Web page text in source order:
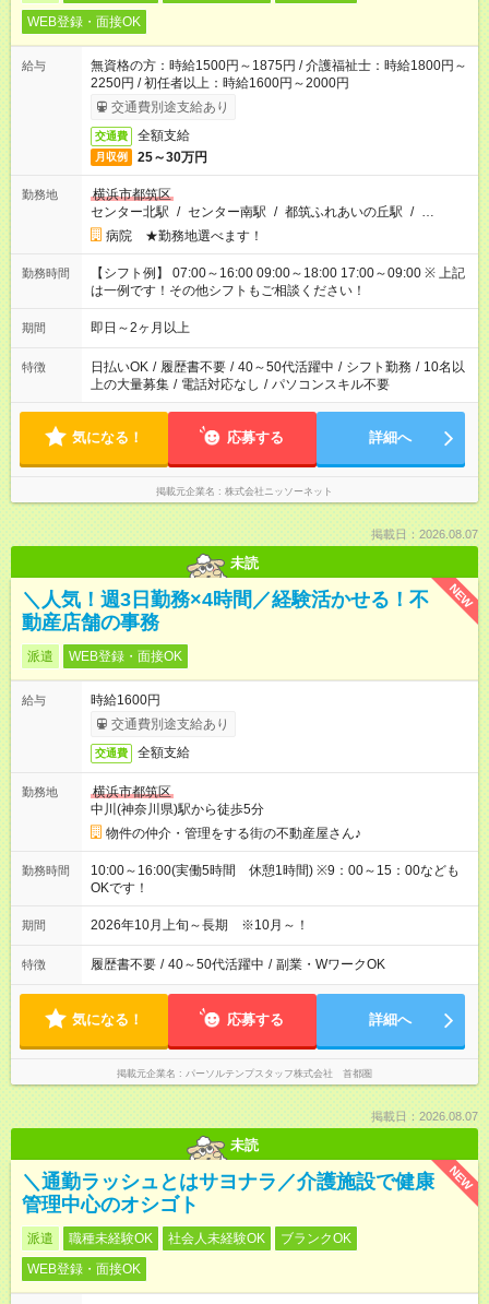
WEB登録・面接OK
給与
無資格の方：時給1500円～1875円 / 介護福祉士：時給1800円～
2250円 / 初任者以上：時給1600円～2000円
交通費別途支給あり
交通費 全額支給
月収例 25～30万円
勤務地
横浜市都筑区
センター北駅 / センター南駅 / 都筑ふれあいの丘駅 / …
病院 ★勤務地選べます！
勤務時間
【シフト例】 07:00～16:00 09:00～18:00 17:00～09:00 ※ 上記
は一例です！その他シフトもご相談ください！
期間 即日～2ヶ月以上
特徴 日払いOK / 履歴書不要 / 40～50代活躍中 / シフト勤務 / 10名以
上の大量募集 / 電話対応なし / パソコンスキル不要
気になる！ 応募する 詳細へ
掲載元企業名 株式会社ニッソーネット
掲載日：2026.08.07
未読
NEW
＼人気！週3日勤務×4時間／経験活かせる！不
動産店舗の事務
派遣 WEB登録・面接OK
給与
時給1600円
交通費別途支給あり
交通費 全額支給
勤務地
横浜市都筑区
中川(神奈川県)駅から徒歩5分
物件の仲介・管理をする街の不動産屋さん♪
勤務時間
10:00～16:00(実働5時間 休憩1時間) ※9：00～15：00なども
OKです！
期間 2026年10月上旬～長期 ※10月～！
特徴 履歴書不要 / 40～50代活躍中 / 副業・WワークOK
気になる！ 応募する 詳細へ
掲載元企業名 パーソルテンプスタッフ株式会社 首都圏
掲載日：2026.08.07
未読
NEW
＼通勤ラッシュとはサヨナラ／介護施設で健康
管理中心のオシゴト
派遣 職種未経験OK 社会人未経験OK
ブランクOK
WEB登録・面接OK